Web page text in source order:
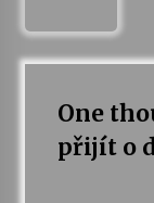
One
přijít o